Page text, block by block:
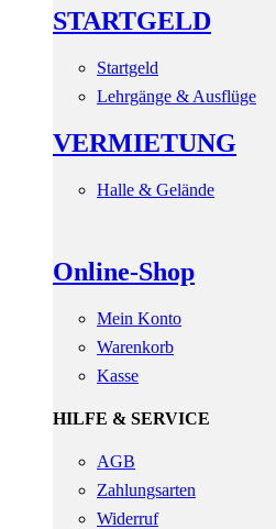
STARTGELD
Startgeld
Lehrgänge & Ausflüge
VERMIETUNG
Halle & Gelände
Online-Shop
Mein Konto
Warenkorb
Kasse
HILFE & SERVICE
AGB
Zahlungsarten
Widerruf